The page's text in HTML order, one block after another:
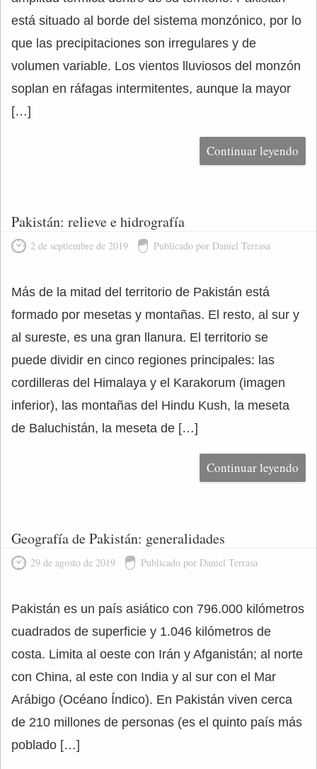
está situado al borde del sistema monzónico, por lo
que las precipitaciones son irregulares y de
volumen variable. Los vientos lluviosos del monzón
soplan en ráfagas intermitentes, aunque la mayor
[…]
Continuar leyendo
Pakistán: relieve e hidrografía
2 de septiembre de 2019 Publicado por Daniel Terrasa
Más de la mitad del territorio de Pakistán está
formado por mesetas y montañas. El resto, al sur y
al sureste, es una gran llanura. El territorio se
puede dividir en cinco regiones principales: las
cordilleras del Himalaya y el Karakorum (imagen
inferior), las montañas del Hindu Kush, la meseta
de Baluchistán, la meseta de […]
Continuar leyendo
Geografía de Pakistán: generalidades
29 de agosto de 2019 Publicado por Daniel Terrasa
Pakistán es un país asiático con 796.000 kilómetros
cuadrados de superficie y 1.046 kilómetros de
costa. Limita al oeste con Irán y Afganistán; al norte
con China, al este con India y al sur con el Mar
Arábigo (Océano Índico). En Pakistán viven cerca
de 210 millones de personas (es el quinto país más
poblado […]